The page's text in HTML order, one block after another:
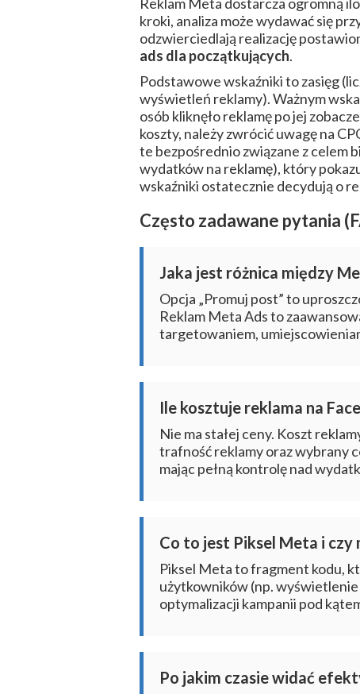
kroki, analiza może wydawać się
odzwierciedlają realizację
ads dla początkujących.
Podstawowe wskaźniki to zasięg
wyświetleń reklamy). Ważnym
osób kliknęło reklamę po jej
koszty, należy zwrócić uwagę na
te bezpośrednio związane z celem
wydatków na reklamę), który
wskaźniki ostatecznie decydują o
Często zadawane pytania
Jaka jest różnica między
Opcja „Promuj post” to
Reklam Meta Ads to
targetowaniem,
Ile kosztuje reklama na
Nie ma stałej ceny. Koszt
trafność reklamy oraz wybrany
mając pełną kontrolę nad
Co to jest Piksel Meta i czy
Piksel Meta to fragment kodu,
użytkowników (np.
optymalizacji kampanii pod
Po jakim czasie widać